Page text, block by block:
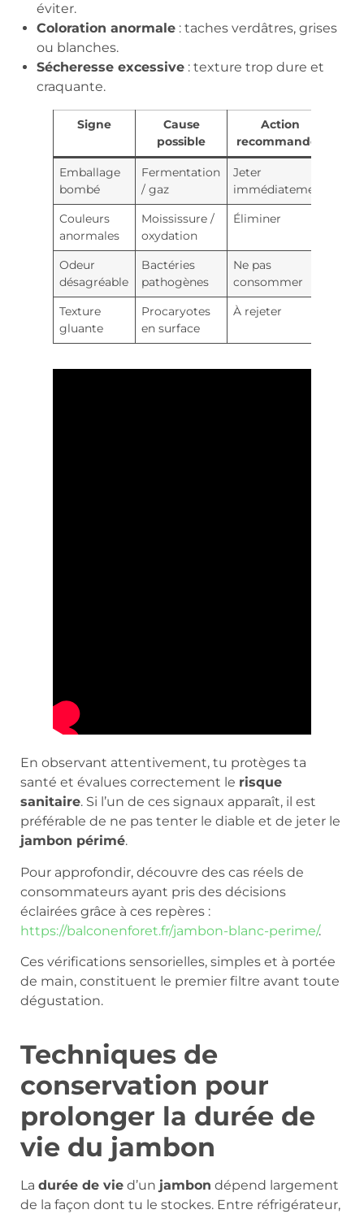
éviter.
Coloration anormale : taches verdâtres, grises
ou blanches.
Sécheresse excessive : texture trop dure et
craquante.
Signe
Cause
possible
Action
recommandée
Emballage
bombé
Fermentation
/ gaz
Jeter
immédiatement
Couleurs
anormales
Moississure /
oxydation
Éliminer
Odeur
désagréable
Bactéries
pathogènes
Ne pas
consommer
Texture
gluante
Procaryotes
en surface
À rejeter
En observant attentivement, tu protèges ta
santé et évalues correctement le risque
sanitaire. Si l’un de ces signaux apparaît, il est
préférable de ne pas tenter le diable et de jeter le
jambon périmé.
Pour approfondir, découvre des cas réels de
consommateurs ayant pris des décisions
éclairées grâce à ces repères :
https://balconenforet.fr/jambon-blanc-perime/.
Ces vérifications sensorielles, simples et à portée
de main, constituent le premier filtre avant toute
dégustation.
Techniques de
conservation pour
prolonger la durée de
vie du jambon
La durée de vie d’un jambon dépend largement
de la façon dont tu le stockes. Entre réfrigérateur,